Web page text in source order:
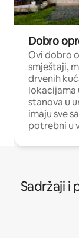
Dobro
Ovi dobro
smještaji,
drvenih
lokacijama
stanova u
imaju sve
potrebni u
Sadržaji i